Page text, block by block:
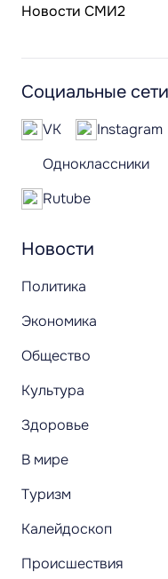
Новости СМИ2
Новости
Политика
Экономика
Общество
Культура
Здоровье
В мире
Туризм
Калейдоскоп
Происшествия
Социальные сети
VK Instagram
Одноклассники
Rutube